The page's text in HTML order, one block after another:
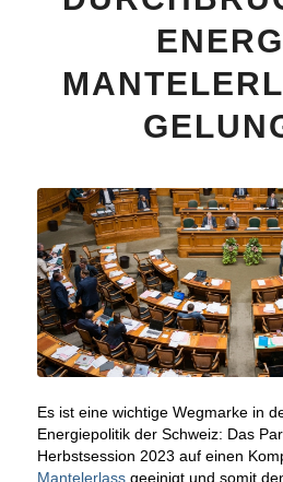
Es ist eine wichtige Wegmarke in
Energiepolitik der Schweiz: Das
Herbstsession 2023 auf einen
Mantelerlassgeeinigt und somit